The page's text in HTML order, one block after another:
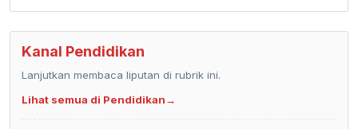
Kanal Pendidikan
Lanjutkan membaca liputan di rubrik ini.
Lihat semua di Pendidikan→